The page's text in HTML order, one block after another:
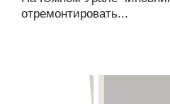
отремонтировать...